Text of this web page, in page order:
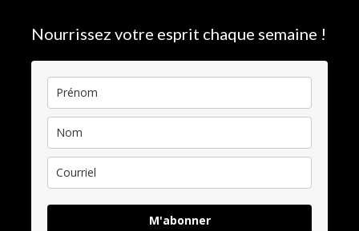
Nourrissez votre esprit chaque semaine !
M'abonner